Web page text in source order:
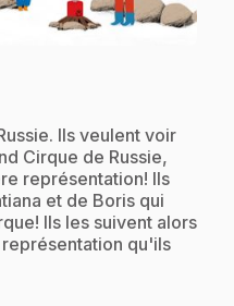
Ils veulent voir
Cirque de Russie,
représentation! Ils
et de Boris qui
Ils les suivent alors
qu'ils